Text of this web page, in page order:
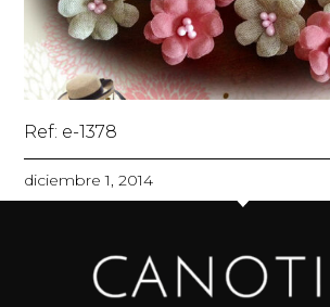
Ref: e-1378
diciembre 1, 2014